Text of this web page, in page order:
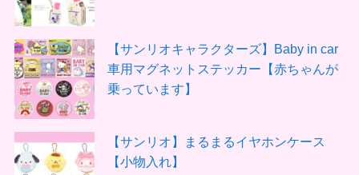
【サンリオキャラクターズ】Baby in car
車用マグネットステッカー【赤ちゃんが
乗っています】
【サンリオ】まるまるイヤホンケース
【小物入れ】